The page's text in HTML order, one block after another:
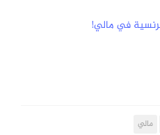
في مالي!
مالي